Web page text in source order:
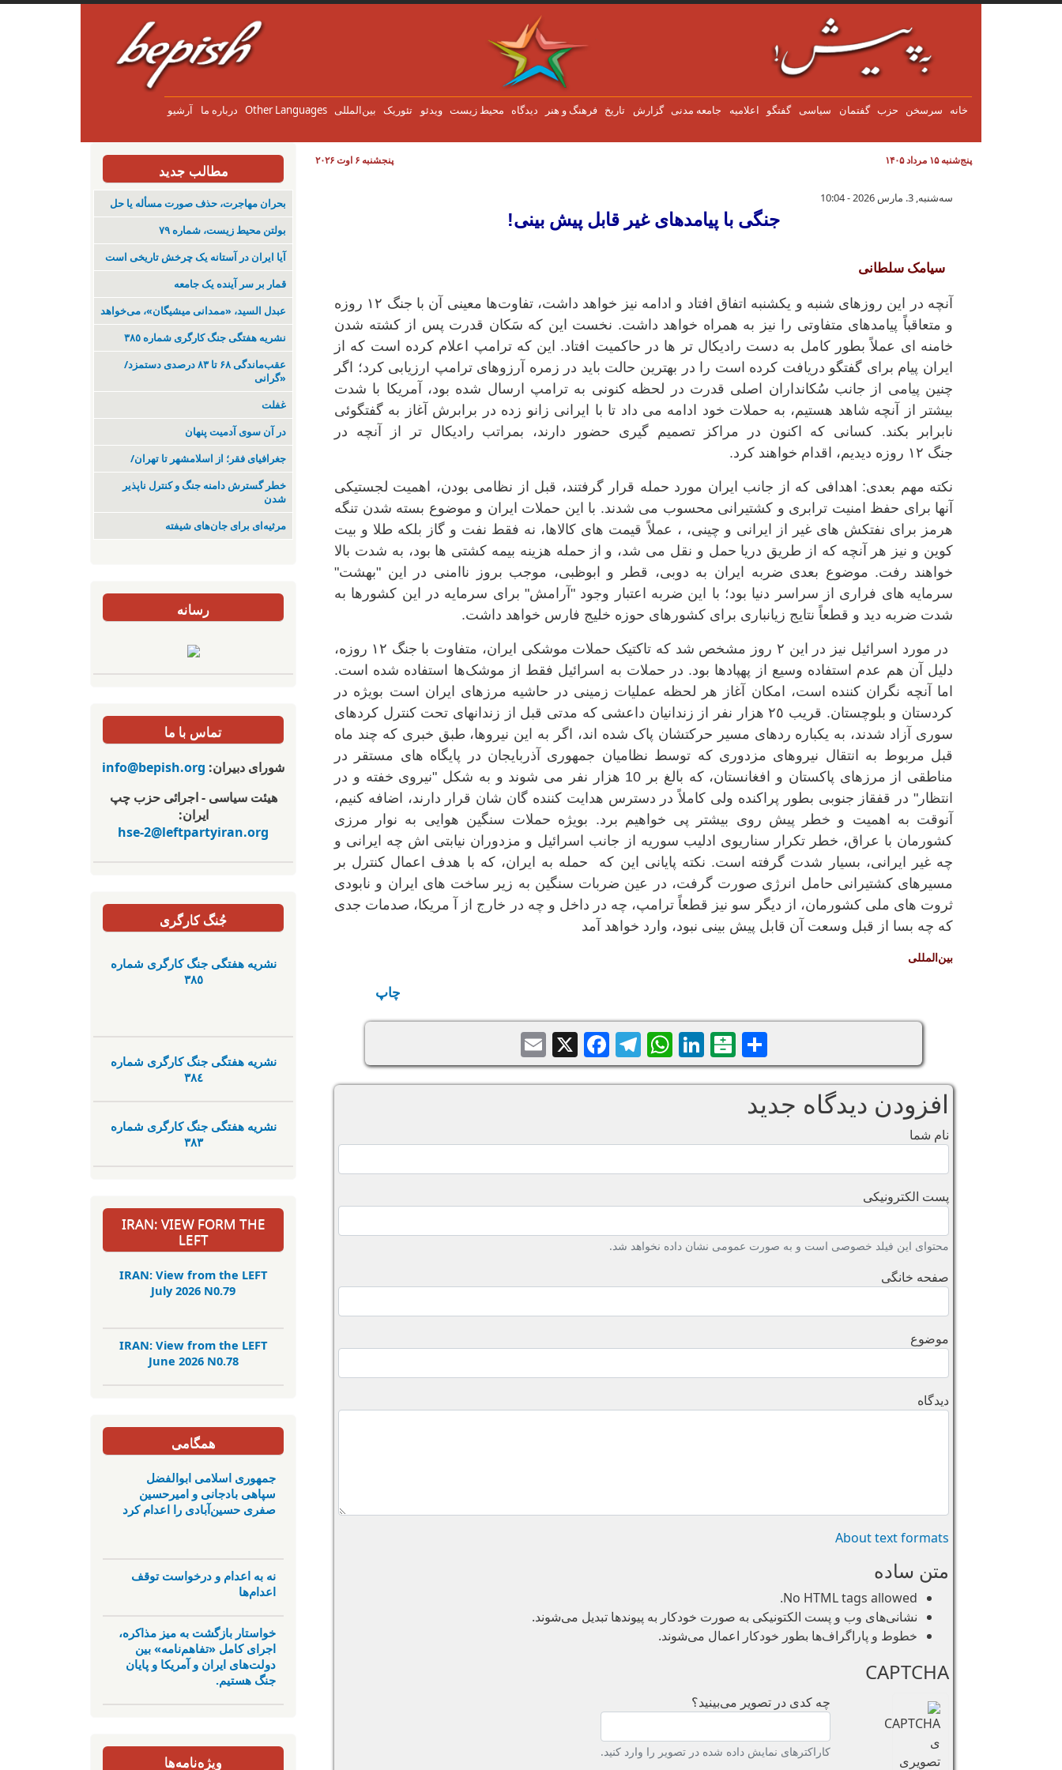
خانه سرسخن حزب گفتمان سياسی گفتگو اعلاميه جامعه مدنی گزارش تاریخ فرهنگ و هنر دیدگاه محیط زیست ویدئو تئوریک بین‌المللی Other Languages درباره ما آرشیو
پنجشنبه ۶ اوت ۲۰۲۶ پنج‌شنبه ۱۵ مرداد ۱۴۰۵
جنگی با پیامدهای غیر قابل پیش بینی!
سه‌شنبه, 3. مارس 2026 - 10:04
جنگی با پیامدهای غیر قابل پیش بینی!
سیامک سلطانی
آنچه در این روزهای شنبه و یکشنبه اتفاق افتاد و ادامه نیز خواهد داشت، تفاوت‌ها معینی آن با جنگ ۱۲ روزه
و متعاقباً پیامدهای متفاوتی را نیز به همراه خواهد داشت. نخست این که سَکان قدرت پس از کشته شدن
خامنه ای عملاً بطور کامل به دست رادیکال تر ها در حاکمیت افتاد. این که ترامپ اعلام کرده است که از
ایران پیام برای گفتگو دریافت کرده است را در بهترین حالت باید در زمره آرزوهای ترامپ ارزیابی کرد؛ اگر
چنین پیامی از جانب سُکانداران اصلی قدرت در لحظه کنونی به ترامپ ارسال شده بود، آمریکا با شدت
بیشتر از آنچه شاهد هستیم، به حملات خود ادامه می داد تا با ایرانی زانو زده در برابرش آغاز به گفتگوئی
نابرابر بکند. کسانی که اکنون در مراکز تصمیم گیری حضور دارند، بمراتب رادیکال تر از آنچه در
جنگ ۱۲ روزه دیدیم، اقدام خواهند کرد.
نکته مهم بعدی: اهدافی که از جانب ایران مورد حمله قرار گرفتند، قبل از نظامی بودن، اهمیت لجستیکی
آنها برای حفظ امنیت ترابری و کشتیرانی محسوب می شدند. با این حملات ایران و موضوع بسته شدن تنگه
هرمز برای نفتکش های غیر از ایرانی و چینی، ، عملاً قیمت های کالاها، نه فقط نفت و گاز بلکه طلا و بیت
کوین و نیز هر آنچه که از طریق دریا حمل و نقل می شد، و از حمله هزینه بیمه کشتی ها بود، به شدت بالا
خواهند رفت. موضوع بعدی ضربه ایران به دوبی، قطر و ابوظبی، موجب بروز ناامنی در این "بهشت"
سرمایه های فراری از سراسر دنیا بود؛ با این ضربه اعتبار وجود "آرامش" برای سرمایه در این کشورها به
شدت ضربه دید و قطعاً نتایج زیانباری برای کشورهای حوزه خلیج فارس خواهد داشت.
در مورد اسرائیل نیز در این ۲ روز مشخص شد که تاکتیک حملات موشکی ایران، متفاوت با جنگ ۱۲ روزه،
دلیل آن هم عدم استفاده وسیع از پهپادها بود. در حملات به اسرائیل فقط از موشک‌ها استفاده شده است.
اما آنچه نگران کننده است، امکان آغاز هر لحظه عملیات زمینی در حاشیه مرزهای ایران است بویژه در
کردستان و بلوچستان. قریب ۲٥ هزار نفر از زندانیان داعشی که مدتی قبل از زندانهای تحت کنترل کردهای
سوری آزاد شدند، به یکباره ردهای مسیر حرکتشان پاک شده اند، اگر به این نیروها، طبق خبری که چند ماه
قبل مربوط به انتقال نیروهای مزدوری که توسط نظامیان جمهوری آذربایجان در پایگاه های مستقر در
مناطقی از مرزهای پاکستان و افغانستان، که بالغ بر 10 هزار نفر می شوند و به شکل "نیروی خفته و در
انتظار" در قفقاز جنوبی بطور پراکنده ولی کاملاً در دسترس هدایت کننده گان شان قرار دارند، اضافه کنیم،
آنوقت به اهمیت و خطر پیش روی بیشتر پی خواهیم برد. بویژه حملات سنگین هوایی به نوار مرزی
کشورمان با عراق، خطر تکرار سناریوی ادلیب سوریه از جانب اسرائیل و مزدوران نیابتی اش چه ایرانی و
چه غیر ایرانی، بسیار شدت گرفته است. نکته پایانی این که حمله به ایران، که با هدف اعمال کنترل بر
مسیرهای کشتیرانی حامل انرژی صورت گرفت، در عین ضربات سنگین به زیر ساخت های ایران و نابودی
ثروت های ملی کشورمان، از دیگر سو نیز قطعاً ترامپ، چه در داخل و چه در خارج از آ مریکا، صدمات جدی
که چه بسا از قبل وسعت آن قابل پیش بینی نبود، وارد خواهد آمد
بین‌المللی
چاپ
Share
Balatarin
LinkedIn
WhatsApp
Telegram
Facebook
X
افزودن دیدگاه جدید
نام شما
پست الکترونیکی
محتوای این فیلد خصوصی است و به صورت عمومی نشان داده نخواهد شد.
صفحه خانگی
موضوع
دیدگاه
About text formats
متن ساده
No HTML tags allowed.
نشانی‌های وب و پست الکتونیکی به صورت خودکار به پیوند‌ها تبدیل می‌شوند.
خطوط و پاراگراف‌ها بطور خودکار اعمال می‌شوند.
CAPTCHA
چه کدی در تصویر می‌بینید؟
کاراکترهای نمایش داده شده در تصویر را وارد کنید.
مطالب جدید
بحران مهاجرت‌، حذف صورت مسأله یا حل
بولتن محیط زیست، شماره ۷۹
آیا ایران در آستانه یک چرخش تاریخی است
قمار بر سر آینده یک جامعه
عبدل السید، «ممدانی میشیگان»، می‌خواهد
نشریە هفتگی جنگ کارگری شمارە ٣٨٥
عقب‌ماندگی ۶۸ تا ۸۳ درصدی دستمزد/
«گرانی
غفلت
در آن سوی آدمیت پنهان
جغرافیای فقر؛ از اسلامشهر تا تهران/
خطر گسترش دامنه جنگ و کنترل ناپذیر
شدن
مرثیه‌ای برای جان‌های شیفته
رسانه
تماس با ما
شورای دبیران: info@bepish.org
هیئت سیاسی - اجرائی حزب چپ
ایران:
hse-2@leftpartyiran.org
جُنگ کارگری
نشریە هفتگی جنگ کارگری شمارە
٣٨٥
نشریە هفتگی جنگ کارگری شمارە
٣٨٤
نشریە هفتگی جنگ کارگری شمارە
٣٨٣
IRAN: VIEW FORM THE
LEFT
IRAN: View from the LEFT
July 2026 N0.79
IRAN: View from the LEFT
June 2026 N0.78
همگامی
جمهوری اسلامی ابوالفضل
سپاهی بادجانی و امیرحسین
صفری حسین‌آبادی را اعدام کرد
نه به اعدام و درخواست توقف
اعدام‌ها
خواستار بازگشت به میز مذاکره،
اجرای کامل «تفاهم‌نامه» بین
دولت‌های ایران و آمریکا و پایان
جنگ هستیم.
ویژه‌نامه‌ها